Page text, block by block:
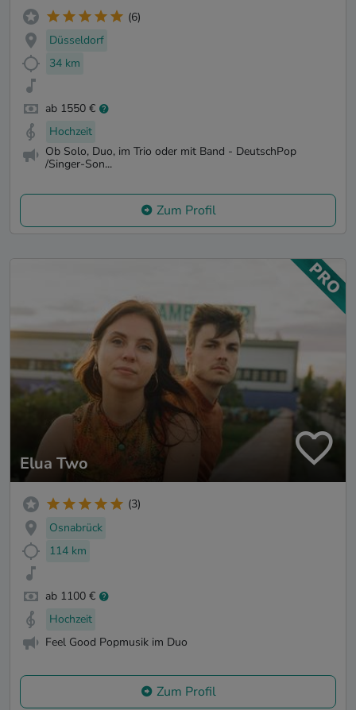
(6)
Düsseldorf
34 km
ab 1550 €
Hochzeit
Ob Solo, Duo, im Trio oder mit Band - DeutschPop
/Singer-Son...
Zum Profil
Elua Two
(3)
Osnabrück
114 km
ab 1100 €
Hochzeit
Feel Good Popmusik im Duo
Zum Profil